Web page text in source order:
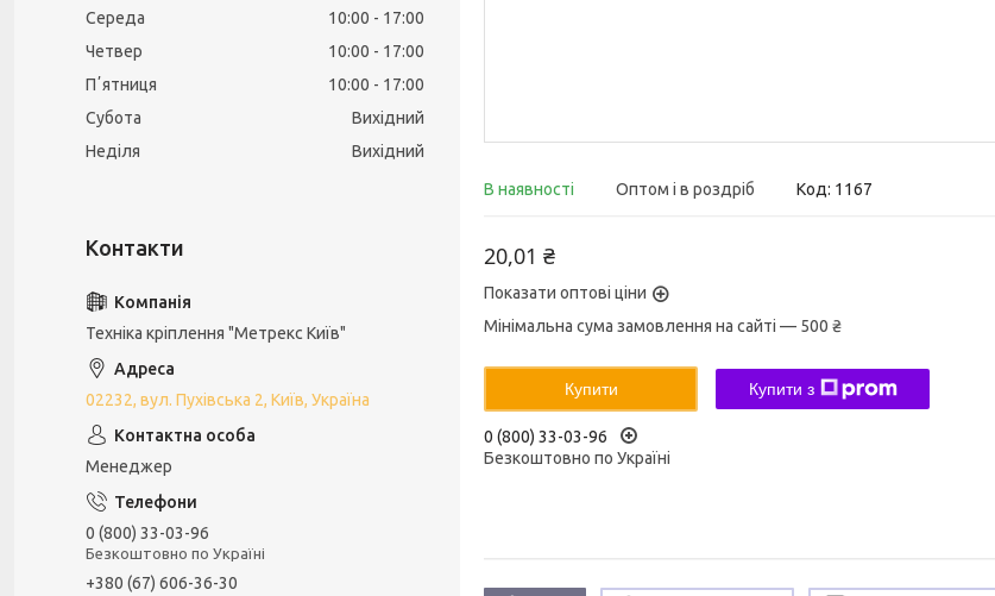
В наявності Оптом і в роздріб Код: 1167
20,01 ₴
Показати оптові ціни
Мінімальна сума замовлення на сайті — 500 ₴
Купити Купити з
0 (800) 33-03-96
Безкоштовно по Україні
Середа
10:00
17:00
Четвер
10:00
17:00
Пʼятниця
10:00
17:00
Субота
Вихідний
Неділя
Вихідний
Техніка кріплення "Метрекс Київ"
02232, вул. Пухівська 2, Київ, Україна
Менеджер
0 (800) 33-03-96
Безкоштовно по Україні
+380 (67) 606-36-30